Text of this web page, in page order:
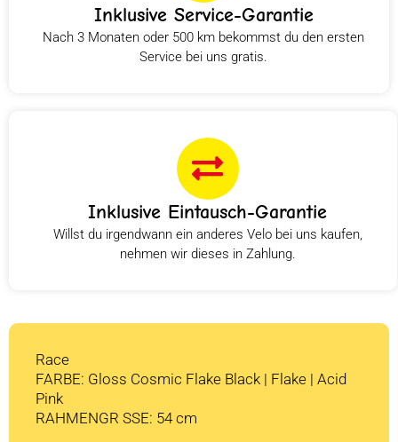
Inklusive Service-Garantie
Nach 3 Monaten oder 500 km bekommst du den ersten
Service bei uns gratis.
Inklusive Eintausch-Garantie
Willst du irgendwann ein anderes Velo bei uns kaufen,
nehmen wir dieses in Zahlung.
Race
FARBE: Gloss Cosmic Flake Black | Flake | Acid
Pink
RAHMENGR SSE: 54 cm